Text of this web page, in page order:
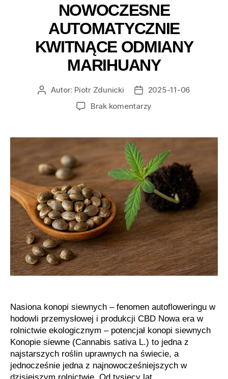
NOWOCZESNE
AUTOMATYCZNIE
KWITNĄCE ODMIANY
MARIHUANY
AutorAutor: Piotr Zdunicki
Data2025-11-06
Brak komentarzy
kwitnące
odmiany
marihuany
Nasiona konopi siewnych – fenomen autofloweringu w
hodowli przemysłowej i produkcji CBD Nowa era w
rolnictwie ekologicznym – potencjał konopi siewnych
Konopie siewne (Cannabis sativa L.) to jedna z
najstarszych roślin uprawnych na świecie, a
jednocześnie jedna z najnowocześniejszych w